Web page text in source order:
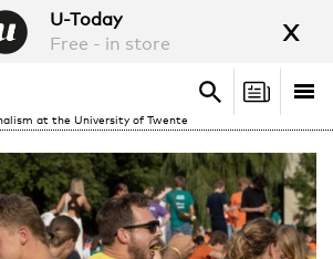
U-Today
Free - in store
x
at the University of Twente
Search
Search